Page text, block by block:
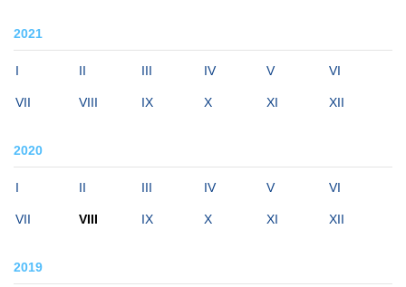
2021
I II III IV V VI
VII VIII IX X XI XII
2020
I II III IV V VI
VII VIII IX X XI XII
2019